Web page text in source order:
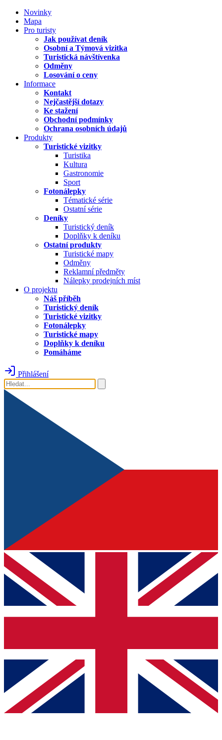
Novinky
Mapa
Pro turisty
Jak používat deník
Osobní a Týmová vizitka
Turistická návštívenka
Odměny
Losování o ceny
Informace
Kontakt
Nejčastější dotazy
Ke stažení
Obchodní podmínky
Ochrana osobních údajů
Produkty
Turistické vizitky
Turistika
Kultura
Gastronomie
Sport
Fotonálepky
Tématické série
Ostatní série
Deníky
Turistický deník
Doplňky k deníku
Ostatní produkty
Turistické mapy
Odměny
Reklamní předměty
Nálepky prodejních míst
O projektu
Náš příběh
Turistický deník
Turistické vizitky
Fotonálepky
Turistické mapy
Doplňky k deníku
Pomáháme
Přihlášení